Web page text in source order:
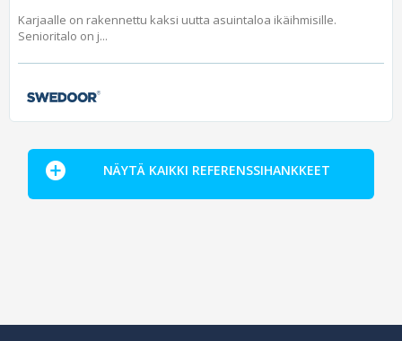
Karjaalle on rakennettu kaksi uutta asuintaloa ikäihmisille.
Senioritalo on j...
NÄYTÄ KAIKKI REFERENSSIHANKKEET